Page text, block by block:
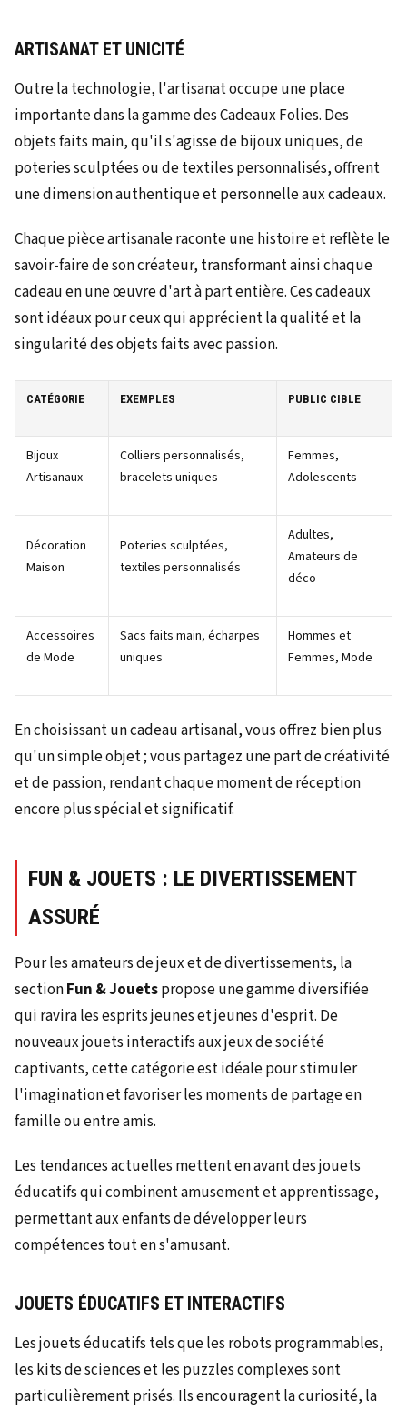
ARTISANAT ET UNICITÉ
Outre la technologie, l'artisanat occupe une place
importante dans la gamme des Cadeaux Folies. Des
objets faits main, qu'il s'agisse de bijoux uniques, de
poteries sculptées ou de textiles personnalisés, offrent
une dimension authentique et personnelle aux cadeaux.
Chaque pièce artisanale raconte une histoire et reflète le
savoir-faire de son créateur, transformant ainsi chaque
cadeau en une œuvre d'art à part entière. Ces cadeaux
sont idéaux pour ceux qui apprécient la qualité et la
singularité des objets faits avec passion.
CATÉGORIE EXEMPLES PUBLIC CIBLE
Bijoux
Artisanaux
Colliers personnalisés,
bracelets uniques
Femmes,
Adolescents
Décoration
Maison
Poteries sculptées,
textiles personnalisés
Adultes,
Amateurs de
déco
Accessoires
de Mode
Sacs faits main, écharpes
uniques
Hommes et
Femmes, Mode
En choisissant un cadeau artisanal, vous offrez bien plus
qu'un simple objet ; vous partagez une part de créativité
et de passion, rendant chaque moment de réception
encore plus spécial et significatif.
FUN & JOUETS : LE DIVERTISSEMENT
ASSURÉ
Pour les amateurs de jeux et de divertissements, la
sectionFun & Jouetspropose une gamme diversifiée
qui ravira les esprits jeunes et jeunes d'esprit. De
nouveaux jouets interactifs aux jeux de société
captivants, cette catégorie est idéale pour stimuler
l'imagination et favoriser les moments de partage en
famille ou entre amis.
Les tendances actuelles mettent en avant des jouets
éducatifs qui combinent amusement et apprentissage,
permettant aux enfants de développer leurs
compétences tout en s'amusant.
JOUETS ÉDUCATIFS ET INTERACTIFS
Les jouets éducatifs tels que les robots programmables,
les kits de sciences et les puzzles complexes sont
particulièrement prisés. Ils encouragent la curiosité, la